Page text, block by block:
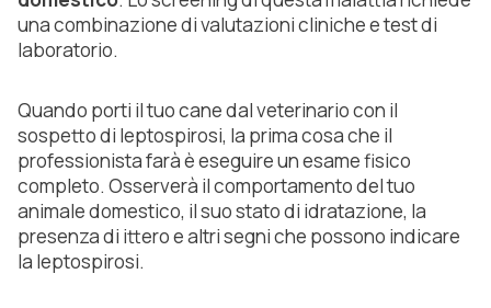
una combinazione di valutazioni cliniche e test di
laboratorio.
Quando porti il tuo cane dal veterinario con il
sospetto di leptospirosi, la prima cosa che il
professionista farà è eseguire un esame fisico
completo. Osserverà il comportamento del tuo
animale domestico, il suo stato di idratazione, la
presenza di ittero e altri segni che possono indicare
la leptospirosi.